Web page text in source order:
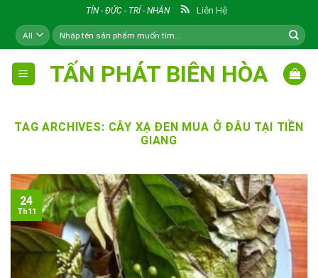
content
TÍN - ĐỨC - TRÍ - NHÂN Liên Hệ
Tìm
kiếm:
TẤN PHÁT BIÊN HÒA
TAG ARCHIVES: CÂY XẠ ĐEN MUA Ở ĐÂU TẠI TIỀN
GIANG
24
Th11